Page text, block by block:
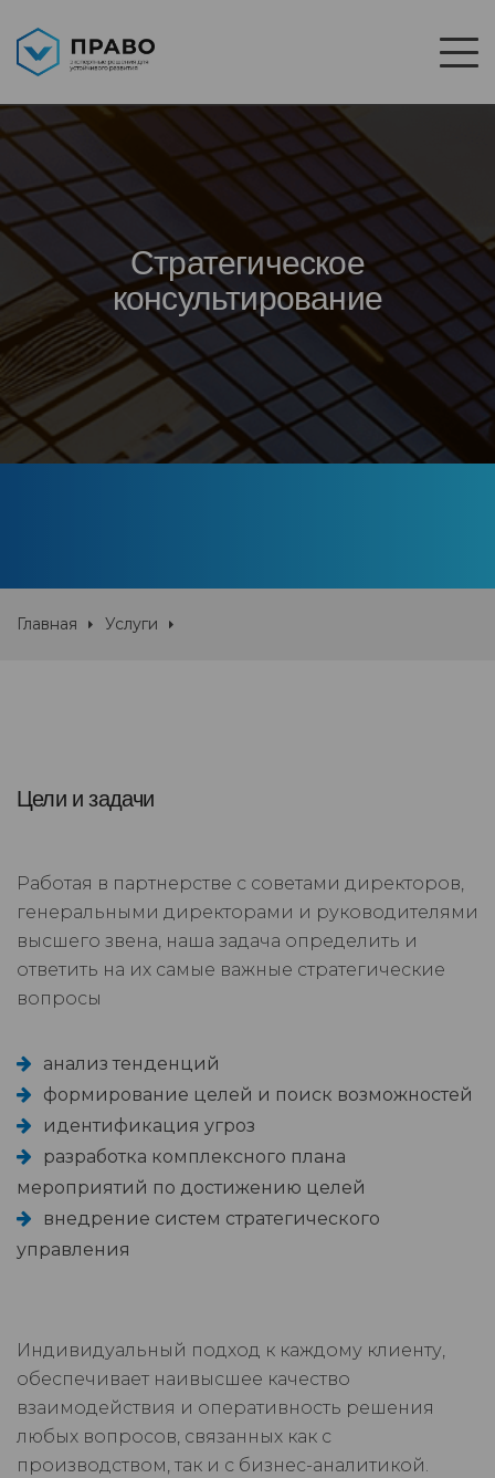
Стратегическое
консультирование
Главная Услуги
Цели и задачи
Работая в партнерстве с советами директоров,
генеральными директорами и руководителями
высшего звена, наша задача определить и
ответить на их самые важные стратегические
вопросы
анализ тенденций
формирование целей и поиск возможностей
идентификация угроз
разработка комплексного плана
мероприятий по достижению целей
внедрение систем стратегического
управления
Индивидуальный подход к каждому клиенту,
обеспечивает наивысшее качество
взаимодействия и оперативность решения
любых вопросов, связанных как с
производством, так и с бизнес-аналитикой.